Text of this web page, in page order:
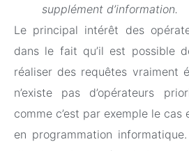
supplément d’information.
Le principal intérêt des
dans le fait qu’il est possible
réaliser des requêtes vraiment
n’existe pas d’opérateurs
comme c’est par exemple le cas
en programmation